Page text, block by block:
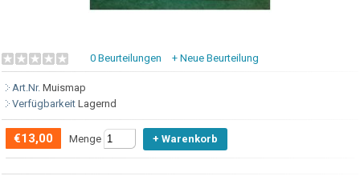
0 Beurteilungen + Neue Beurteilung
Art.Nr. Muismap
Verfügbarkeit Lagernd
€13,00 Menge